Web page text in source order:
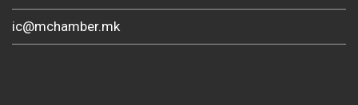
ic@mchamber.mk